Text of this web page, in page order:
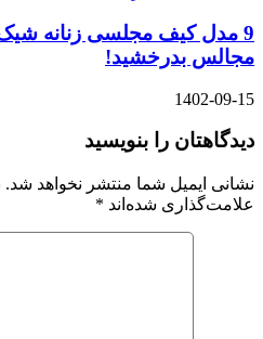
9 مدل کیف مجلسی زنانه شیک
مجالس بدرخشید!
1402-09-15
دیدگاهتان را بنویسید
نشانی ایمیل شما منتشر نخواهد شد.
علامت‌گذاری شده‌اند *